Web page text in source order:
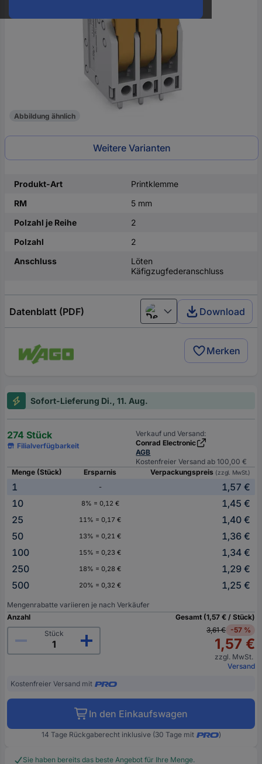
Abbildung ähnlich
Weitere Varianten
Produkt-Art
Printklemme
RM
5 mm
Polzahl je Reihe
2
Polzahl
2
Anschluss
Löten
Käfigzugfederanschluss
Datenblatt (PDF) Deutsch (Deutschland)
Download
Merken
Sofort-Lieferung Di., 11. Aug.
274 Stück
Filialverfügbarkeit
Verkauf und Versand:
Conrad Electronic
AGB
Kostenfreier Versand ab 100,00 €
Menge (Stück)
Ersparnis Verpackungspreis (zzgl. MwSt.)
1 -
1,57 €
10
8% = 0,12 €
1,45 €
25
11% = 0,17 €
1,40 €
50
13% = 0,21 €
1,36 €
100
15% = 0,23 €
1,34 €
250
18% = 0,28 €
1,29 €
500
20% = 0,32 € 1,25 €
Mengenrabatte variieren je nach Verkäufer
Anzahl
Stück
Gesamt (1,57 € / Stück)
3,61 € -57 %
1,57 €
zzgl. MwSt.
Versand
Kostenfreier Versand mit
In den Einkaufswagen
14 Tage Rückgaberecht inklusive (30 Tage mit )
Sie haben bereits das beste Angebot für Ihre Menge.